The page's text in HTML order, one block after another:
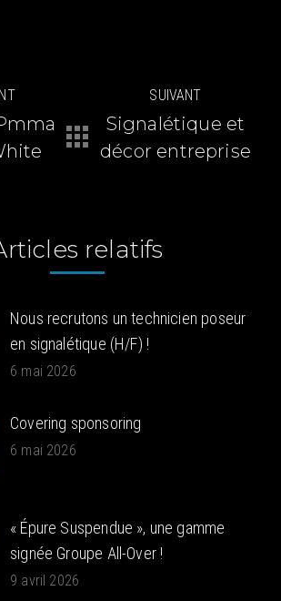
SUIVANT
Article
suivant
Signalétique et
décor entreprise
relatifs
Nous recrutons un technicien poseur
en signalétique (H/F) !
6 mai 2026
Covering sponsoring
6 mai 2026
« Épure Suspendue », une gamme
signée Groupe All-Over !
9 avril 2026